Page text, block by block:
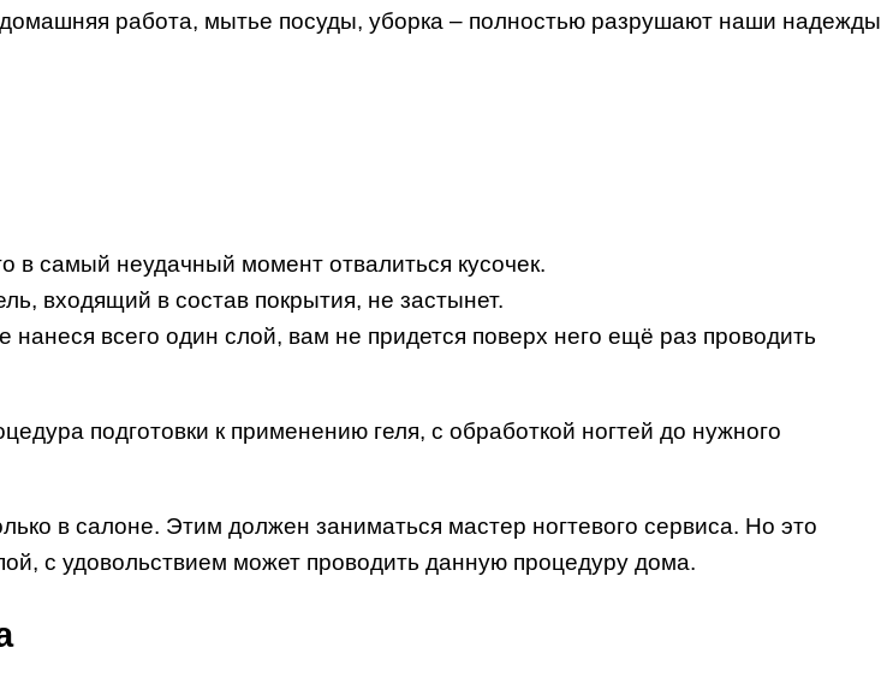
работа, мытье посуды, уборка – полностью разрушают наши надежды
в самый неудачный момент отвалиться кусочек.
входящий в состав покрытия, не застынет.
всего один слой, вам не придется поверх него ещё раз проводить
подготовки к применению геля, с обработкой ногтей до нужного
в салоне. Этим должен заниматься мастер ногтевого сервиса. Но это
с удовольствием может проводить данную процедуру дома.